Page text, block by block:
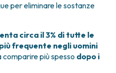
DELLA PELLE
ENDOSCOPIA
E TUMORI
per eliminare le sostanze
circa il 3% di tutte le
più frequente negli uomini
comparire più spesso dopo i